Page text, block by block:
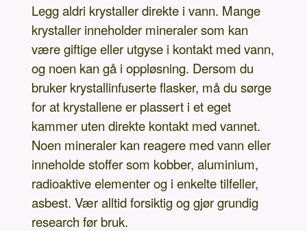
Legg aldri krystaller direkte i vann. Mange
krystaller inneholder mineraler som kan
være giftige eller utgyse i kontakt med vann,
og noen kan gå i oppløsning. Dersom du
bruker krystallinfuserte flasker, må du sørge
for at krystallene er plassert i et eget
kammer uten direkte kontakt med vannet.
Noen mineraler kan reagere med vann eller
inneholde stoffer som kobber, aluminium,
radioaktive elementer og i enkelte tilfeller,
asbest. Vær alltid forsiktig og gjør grundig
research før bruk.